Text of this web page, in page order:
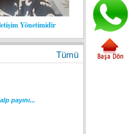
Yönetimidir
Tümü
payını...